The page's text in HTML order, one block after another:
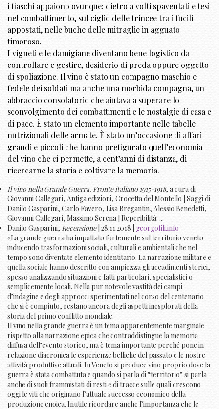
i fiaschi appaiono ovunque: dietro a volti spaventati e tesi
nel combattimento, sul ciglio delle trincee tra i fucili
appostati, nelle buche delle mitraglie in agguato
timoroso.
I vigneti e le damigiane diventano bene logistico da
controllare e gestire, desiderio di preda oppure oggetto
di spoliazione. Il vino è stato un compagno maschio e
fedele dei soldati ma anche una morbida compagna, un
abbraccio consolatorio che aiutava a superare lo
sconvolgimento dei combattimenti e le nostalgie di casa e
di pace. È stato un elemento importante nelle tabelle
nutrizionali delle armate. È stato un’occasione di affari
grandi e piccoli che hanno prefigurato quell’economia
del vino che ci permette, a cent’anni di distanza, di
ricercarne la storia e coltivare la memoria.
Il vino nella Grande Guerra. Fronte italiano 1915-1918, a cura di
Giovanni Callegari, Antiga edizioni, Crocetta del Montello | Saggi di
Danilo Gasparini, Carlo Favero, Lisa Bregantin, Alessio Benedetti,
Giovanni Callegari, Massimo Serena | Reperibilità: ...
Danilo Gasparini, Recensione| 28.11.2018 | georgofili.info
«La grande guerra ha impattato fortemente sul territorio veneto
inducendo trasformazioni sociali, culturali e ambientali che nel
tempo sono diventate elemento identitario. La narrazione militare e
quella sociale hanno descritto con ampiezza gli accadimenti storici,
spesso analizzando situazioni e fatti particolari, specialistici o
semplicemente locali. Nella pur notevole vastità dei campi
d’indagine e degli approcci sperimentati nel corso del centenario
che si è compiuto, restano ancora degli aspetti inesplorati della
storia del primo conflitto mondiale.
Il vino nella grande guerra è un tema apparentemente marginale
rispetto alla narrazione epica che contraddistingue la memoria
diffusa dell’evento storico, ma è tema importante perché pone in
relazione diacronica le esperienze belliche del passato e le nostre
attività produttive attuali. In Veneto si produce vino proprio dove la
guerra è stata combattuta e quando si parla di “territorio” si parla
anche di suoli frammistati di resti e di tracce sulle quali crescono
oggi le viti che originano l’attuale successo economico della
produzione enoica. Inutile ricordare anche l’importanza che le